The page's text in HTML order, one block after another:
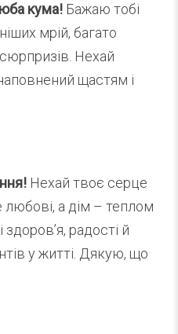
кума! Бажаю тобі
мрій, багато
Нехай
щастям і
Нехай твоє серце
а дім – теплом
радості й
у житті. Дякую, що